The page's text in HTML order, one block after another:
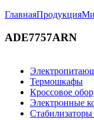
ГлавнаяПродукция
ADE7757ARN
Термошкафы
Кроссовое
Электронные
Стабилизаторы